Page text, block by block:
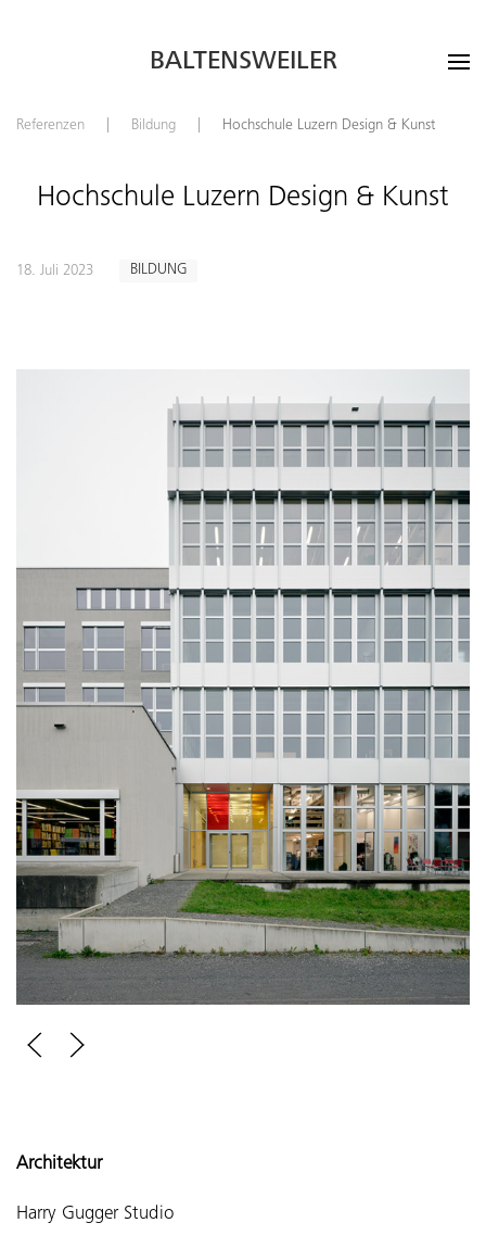
BALTENSWEILER
Referenzen Bildung Hochschule Luzern Design & Kunst
Hochschule Luzern Design & Kunst
18. Juli 2023 BILDUNG
Architektur
Harry Gugger Studio